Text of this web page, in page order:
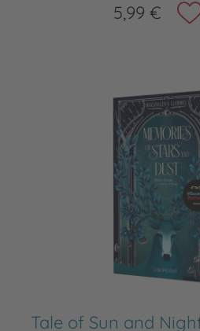
5,99 €
Tale of Sun and